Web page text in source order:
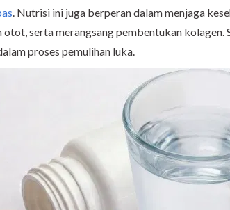
. Nutrisi ini juga berperan dalam menjaga
serta merangsang pembentukan kolagen.
proses pemulihan luka.